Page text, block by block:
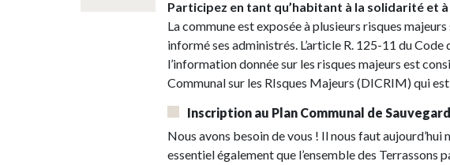
Participez en tant qu’habitant à la solidarité et à
La commune est exposée à plusieurs risques
informé ses administrés. L’article R. 125-11 du Code
l’information donnée sur les risques majeurs est
Communal sur les RIsques Majeurs (DICRIM) qui
Inscription au Plan Communal de
Nous avons besoin de vous ! Il nous faut
essentiel également que l’ensemble des Terrassons